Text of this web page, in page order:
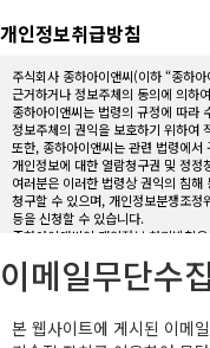
개인정보취급방침
주식회사 종하아이앤씨(이하 “종하
근거하거나 정보주체의 동의에 의하
종하아이앤씨는 법령의 규정에 따라
정보주체의 권익을 보호하기 위하여
또한, 종하아이앤씨는 관련 법령에
개인정보에 대한 열람청구권 및 정
여러분은 이러한 법령상 권익의 침
청구할 수 있으며, 개인정보분쟁조
등을 신청할 수 있습니다.
종하아이앤씨의 개인정보 처리방침
[주식회사종하아이앤씨 홈페이지가
종하아이앤씨 홈페이지는 회원가입
‘정보통신망 이용촉진 등의 법률 제1
이메일무단수
본 웹사이트에 게시된 이메